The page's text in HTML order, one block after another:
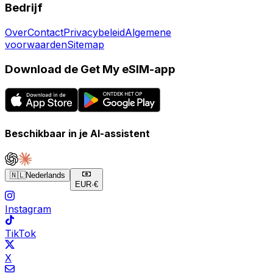
Bedrijf
OverContactPrivacybeleidAlgemene
voorwaardenSitemap
Download de Get My eSIM-app
Beschikbaar in je AI-assistent
🇳🇱Nederlands
EUR·€
Instagram
TikTok
X